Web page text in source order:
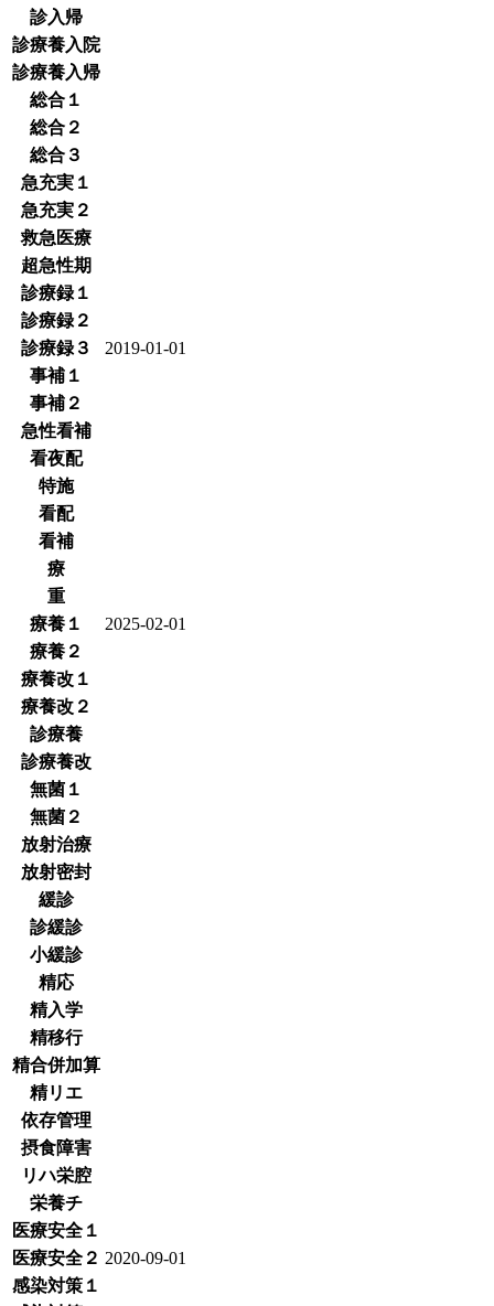
診入帰
診療養入院
診療養入帰
総合１
総合２
総合３
急充実１
急充実２
救急医療
超急性期
診療録１
診療録２
診療録３
2019-01-01
事補１
事補２
急性看補
看夜配
特施
看配
看補
療
重
療養１
2025-02-01
療養２
療養改１
療養改２
診療養
診療養改
無菌１
無菌２
放射治療
放射密封
緩診
診緩診
小緩診
精応
精入学
精移行
精合併加算
精リエ
依存管理
摂食障害
リハ栄腔
栄養チ
医療安全１
医療安全２ 2020-09-01
感染対策１